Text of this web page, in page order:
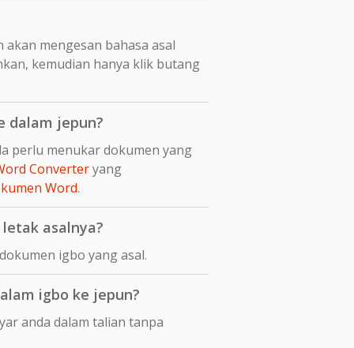
mengesan bahasa asal
kemudian hanya klik butang
dalam jepun?
perlu menukar dokumen yang
Converteryang
Word.
asalnya?
igbo yang asal.
igbo ke jepun?
anda dalam talian tanpa